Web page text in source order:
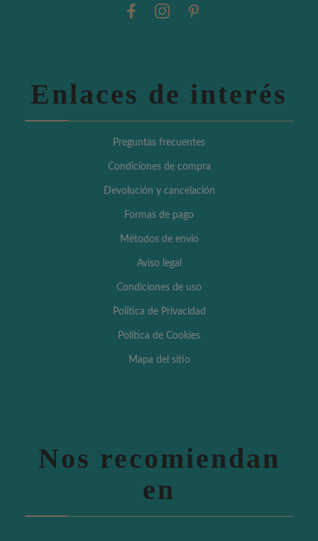
Enlaces de interés
Preguntas frecuentes
Condiciones de compra
Devolución y cancelación
Formas de pago
Métodos de envío
Aviso legal
Condiciones de uso
Política de Privacidad
Política de Cookies
Mapa del sitio
Nos recomiendan
en